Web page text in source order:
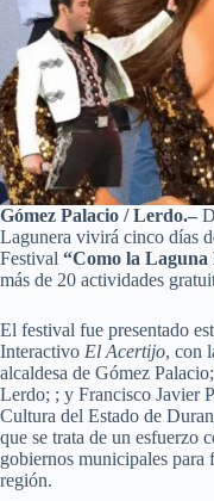
Gómez Palacio / Lerdo.–
Lagunera vivirá cinco días
Festival “Como la Laguna
más de 20 actividades
El festival fue presentado
Interactivo El Acertijo, con
alcaldesa de Gómez
Lerdo; ; y Francisco Javier
Cultura del Estado de
que se trata de un esfuerzo
gobiernos municipales
región.